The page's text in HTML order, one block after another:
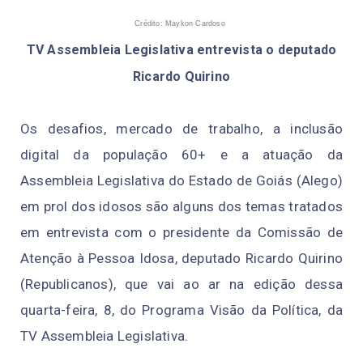
Crédito: Maykon Cardoso
TV Assembleia Legislativa entrevista o deputado
Ricardo Quirino
Os desafios, mercado de trabalho, a inclusão
digital da população 60+ e a atuação da
Assembleia Legislativa do Estado de Goiás (Alego)
em prol dos idosos são alguns dos temas tratados
em entrevista com o presidente da Comissão de
Atenção à Pessoa Idosa, deputado Ricardo Quirino
(Republicanos), que vai ao ar na edição dessa
quarta-feira, 8, do Programa Visão da Política, da
TV Assembleia Legislativa.